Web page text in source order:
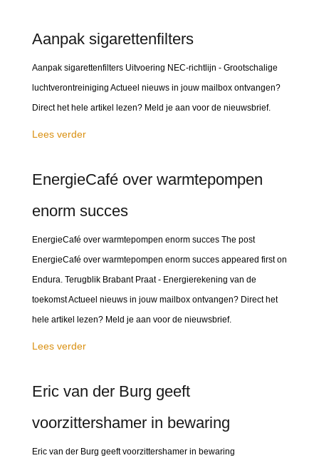
Aanpak sigarettenfilters
Aanpak sigarettenfilters Uitvoering NEC-richtlijn - Grootschalige
luchtverontreiniging Actueel nieuws in jouw mailbox ontvangen?
Direct het hele artikel lezen? Meld je aan voor de nieuwsbrief.
Lees verder
EnergieCafé over warmtepompen
enorm succes
EnergieCafé over warmtepompen enorm succes The post
EnergieCafé over warmtepompen enorm succes appeared first on
Endura. Terugblik Brabant Praat - Energierekening van de
toekomst Actueel nieuws in jouw mailbox ontvangen? Direct het
hele artikel lezen? Meld je aan voor de nieuwsbrief.
Lees verder
Eric van der Burg geeft
voorzittershamer in bewaring
Eric van der Burg geeft voorzittershamer in bewaring